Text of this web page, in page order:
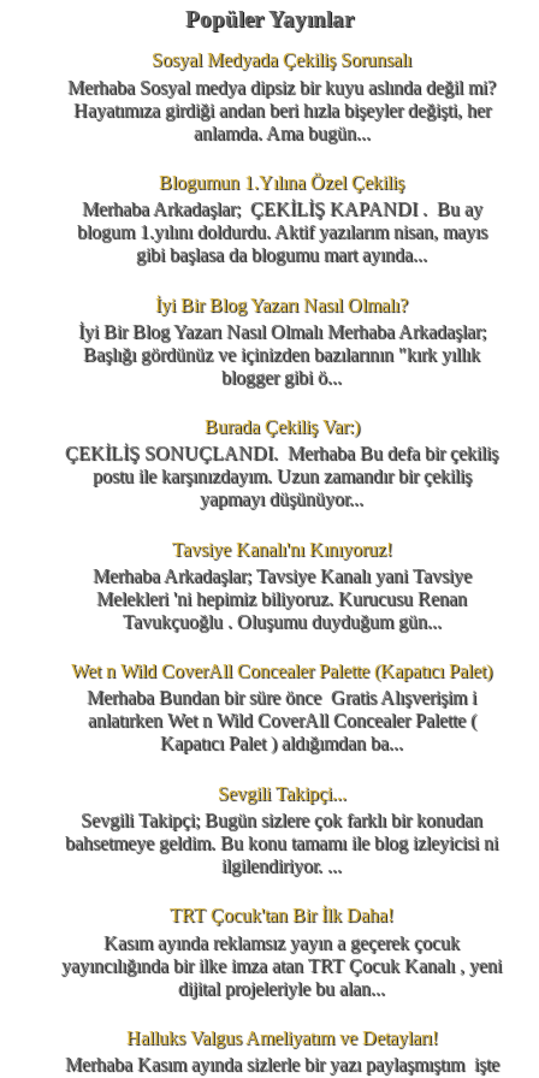
Popüler Yayınlar
Sosyal Medyada Çekiliş Sorunsalı
Merhaba Sosyal medya dipsiz bir kuyu aslında değil mi?
Hayatımıza girdiği andan beri hızla bişeyler değişti, her
anlamda. Ama bugün...
Blogumun 1.Yılına Özel Çekiliş
Merhaba Arkadaşlar; ÇEKİLİŞ KAPANDI . Bu ay
blogum 1.yılını doldurdu. Aktif yazılarım nisan, mayıs
gibi başlasa da blogumu mart ayında...
İyi Bir Blog Yazarı Nasıl Olmalı?
İyi Bir Blog Yazarı Nasıl Olmalı Merhaba Arkadaşlar;
Başlığı gördünüz ve içinizden bazılarının "kırk yıllık
blogger gibi ö...
Burada Çekiliş Var:)
ÇEKİLİŞ SONUÇLANDI. Merhaba Bu defa bir çekiliş
postu ile karşınızdayım. Uzun zamandır bir çekiliş
yapmayı düşünüyor...
Tavsiye Kanalı'nı Kınıyoruz!
Merhaba Arkadaşlar; Tavsiye Kanalı yani Tavsiye
Melekleri 'ni hepimiz biliyoruz. Kurucusu Renan
Tavukçuoğlu . Oluşumu duyduğum gün...
Wet n Wild CoverAll Concealer Palette (Kapatıcı Palet)
Merhaba Bundan bir süre önce Gratis Alışverişim i
anlatırken Wet n Wild CoverAll Concealer Palette (
Kapatıcı Palet ) aldığımdan ba...
Sevgili Takipçi...
Sevgili Takipçi; Bugün sizlere çok farklı bir konudan
bahsetmeye geldim. Bu konu tamamı ile blog izleyicisi ni
ilgilendiriyor. ...
TRT Çocuk'tan Bir İlk Daha!
Kasım ayında reklamsız yayın a geçerek çocuk
yayıncılığında bir ilke imza atan TRT Çocuk Kanalı , yeni
dijital projeleriyle bu alan...
Halluks Valgus Ameliyatım ve Detayları!
Merhaba Kasım ayında sizlerle bir yazı paylaşmıştım işte